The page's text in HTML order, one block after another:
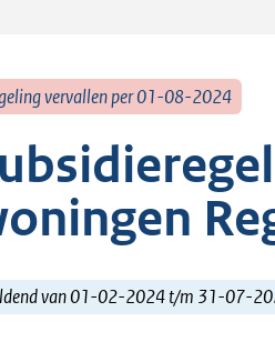
vervallen per 01-08-2024
van 01-02-2024 t/m 31-07-